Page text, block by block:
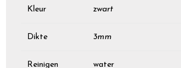
Kleur zwart
Dikte 3mm
Reinigen water